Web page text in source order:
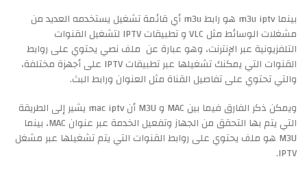
بينما m3u iptv هو رابط m3u أي قائمة تشغيل يستخدمه العديد من
مشغلات الوسائط مثل VLC و تطبيقات IPTV لتشغيل القنوات
التلفزيونية عبر الإنترنت، وهو عبارة عن ملف نصي يحتوي على روابط
القنوات التي يمكنك تشغيلها عبر تطبيقات IPTV على أجهزة مختلفة،
والتي تحتوي على تفاصيل القناة مثل العنوان ورابط البث.
ويمكن ذكر الفارق فيما بين MAC و M3U أن mac iptv يشير إلى الطريقة
التي يتم بها التحقق من الجهاز وتفعيل الخدمة عبر عنوان MAC، بينما
M3U هو ملف يحتوي على روابط القنوات التي يتم تشغيلها عبر مشغل
IPTV.